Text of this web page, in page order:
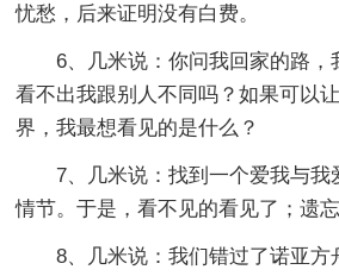
忧愁，后来证明没有白费。
6、几米说：你问我回家的路，
看不出我跟别人不同吗？如果可以
界，我最想看见的是什么？
7、几米说：找到一个爱我与我
情节。于是，看不见的看见了；遗忘
8、几米说：我们错过了诺亚方